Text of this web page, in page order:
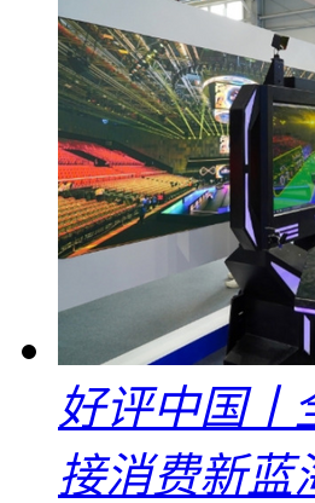
好评中国丨
接消费新蓝